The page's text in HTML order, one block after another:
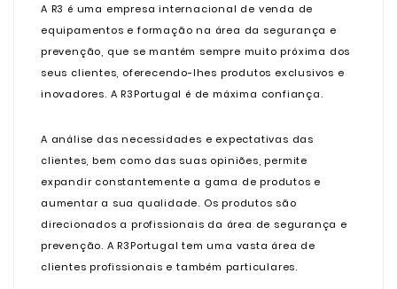
A R3 é uma empresa internacional de venda de
equipamentos e formação na área da segurança e
prevenção, que se mantém sempre muito próxima dos
seus clientes, oferecendo-lhes produtos exclusivos e
inovadores. A R3Portugal é de máxima confiança.
A análise das necessidades e expectativas das
clientes, bem como das suas opiniões, permite
expandir constantemente a gama de produtos e
aumentar a sua qualidade. Os produtos são
direcionados a profissionais da área de segurança e
prevenção. A R3Portugal tem uma vasta área de
clientes profissionais e também particulares.